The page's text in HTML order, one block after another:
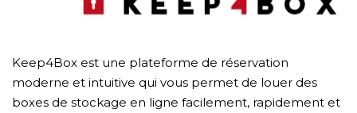
Keep4Box est une plateforme de réservation
moderne et intuitive qui vous permet de louer des
boxes de stockage en ligne facilement, rapidement et